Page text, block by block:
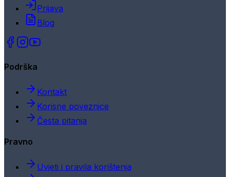
Prijava
Blog
Podrška
Kontakt
Korisne poveznice
Česta pitanja
Pravno
Uvjeti i pravila korištenja